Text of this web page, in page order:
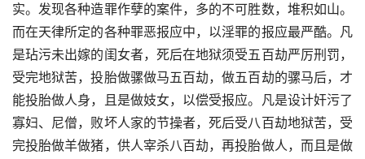
实。发现各种造罪作孽的案件，多的不可胜数，堆积如山。
而在天律所定的各种罪恶报应中，以淫罪的报应最严酷。凡
是玷污未出嫁的闺女者，死后在地狱须受五百劫严厉刑罚，
受完地狱苦，投胎做骡做马五百劫，做五百劫的骡马后，才
能投胎做人身，且是做妓女，以偿受报应。凡是设计奸污了
寡妇、尼僧，败坏人家的节操者，死后受八百劫地狱苦，受
完投胎做羊做猪，供人宰杀八百劫，再投胎做人，而且是做